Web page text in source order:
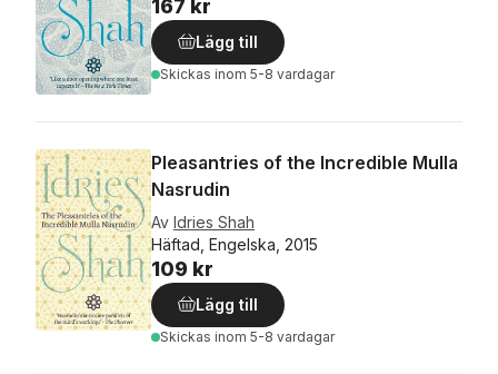
167 kr
Lägg till
Skickas inom 5-8 vardagar
Pleasantries of the Incredible Mulla
Nasrudin
Av Idries Shah
Häftad, Engelska, 2015
109 kr
Lägg till
Skickas inom 5-8 vardagar